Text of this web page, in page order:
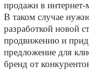
продажи в интернет-
В таком случае
разработкой новой
продвижению и
предложение для
бренд от